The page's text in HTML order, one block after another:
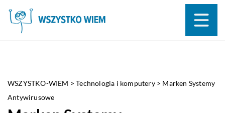
WSZYSTKO-WIEM >Technologia i komputery> Marken Systemy
Antywirusowe